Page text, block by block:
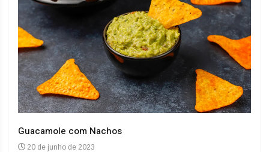
Guacamole com Nachos
20 de junho de 2023